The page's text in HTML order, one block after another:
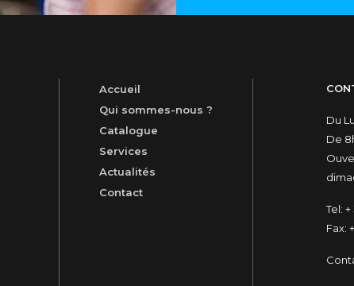
Accueil
Qui sommes-nous ?
Catalogue
Services
Actualités
Contact
Du
De
Tel: +
Fax: